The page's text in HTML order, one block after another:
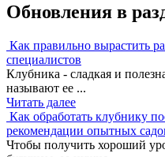
Обновления в
Как правильно вырастить
специалистов
Клубника - сладкая и
называют ее ...
Читать далее
Как обработать клубнику
рекомендации опытных
Чтобы получить хороший